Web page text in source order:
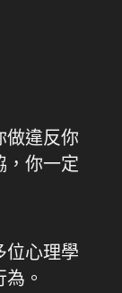
做違反你
，你一定
位心理學
。